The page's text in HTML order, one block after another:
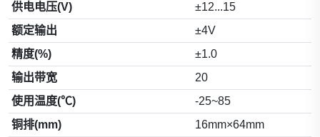
供电电压(V)
±12...15
额定输出
±4V
精度(%)
±1.0
输出带宽
20
使用温度(℃)
-25~85
铜排(mm)
16mm×64mm